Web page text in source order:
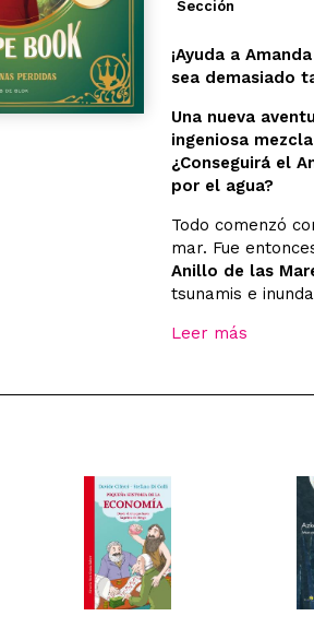
Sección
¡Ayuda a
sea demasiado
Una nueva
ingeniosa
¿Conseguirá el
por el agua?
Todo comenzó
mar. Fue
Anillo de las
tsunamis e
Leer más